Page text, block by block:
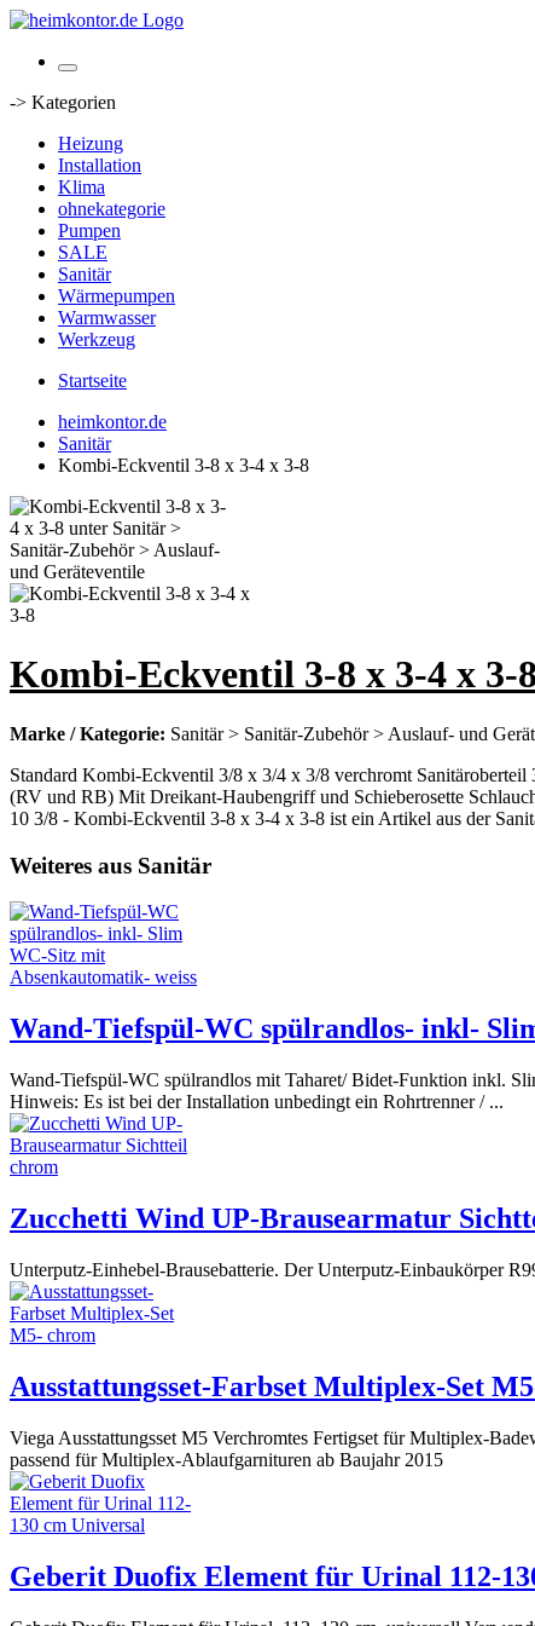
-> Kategorien
Heizung
Installation
Klima
ohnekategorie
Pumpen
SALE
Sanitär
Wärmepumpen
Warmwasser
Werkzeug
Startseite
heimkontor.de
Sanitär
Kombi-Eckventil 3-8 x 3-4 x 3-8
Kombi-Eckventil 3-8 x 3-4 x 3-8
Marke / Kategorie: Sanitär > Sanitär-Zubehör > Auslauf- und
Standard Kombi-Eckventil 3/8 x 3/4 x 3/8 verchromt
(RV und RB) Mit Dreikant-Haubengriff und Schieberosette
10 3/8 - Kombi-Eckventil 3-8 x 3-4 x 3-8 ist ein Artikel aus der
Weiteres aus Sanitär
Wand-Tiefspül-WC spülrandlos- inkl-
Wand-Tiefspül-WC spülrandlos mit Taharet/ Bidet-Funktion inkl.
Hinweis: Es ist bei der Installation unbedingt ein Rohrtrenner / ...
Zucchetti Wind UP-Brausearmatur
Unterputz-Einhebel-Brausebatterie. Der Unterputz-Einbaukörper
Ausstattungsset-Farbset Multiplex-Set
Viega Ausstattungsset M5 Verchromtes Fertigset für Multiplex-
passend für Multiplex-Ablaufgarnituren ab Baujahr 2015
Geberit Duofix Element für Urinal 112-